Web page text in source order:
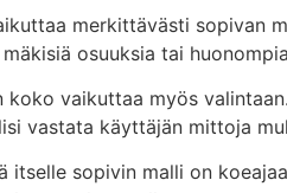
merkittävästi sopivan
osuuksia tai
koko vaikuttaa myös
vastata käyttäjän mittoja
itselle sopivin malli on